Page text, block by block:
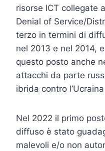
risorse ICT collegate
Denial of Service/
terzo in termini di
nel 2013 e nel 2014,
questo posto anche
attacchi da parte
ibrida contro
Nel 2022 il primo
diffuso è stato
malevoli e/o non